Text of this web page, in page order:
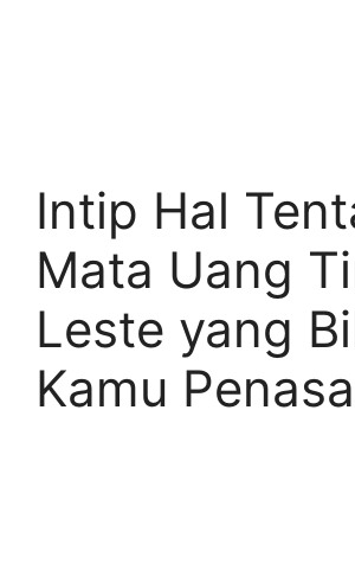
Intip Hal
Mata Uang
Leste yang
Kamu